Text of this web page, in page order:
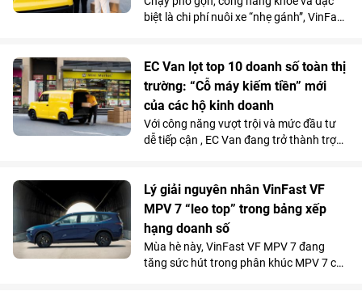
biệt là chi phí nuôi xe “nhẹ gánh”, VinFast
EC Van lọt top 10 doanh số toàn thị
trường: “Cỗ máy kiếm tiền” mới
của các hộ kinh doanh
Với công năng vượt trội và mức đầu tư
dễ tiếp cận , EC Van đang trở thành trợ
rõ qua doanh số 1.092 xe bán ra trong
tháng 5/2026, giúp mẫu xe tải điện của
VinFast góp mặt trong top 10 xe bán
chạy nhất toàn thị trường.
Lý giải nguyên nhân VinFast VF
MPV 7 “leo top” trong bảng xếp
hạng doanh số
Mùa hè này, VinFast VF MPV 7 đang
tăng sức hút trong phân khúc MPV 7 chỗ